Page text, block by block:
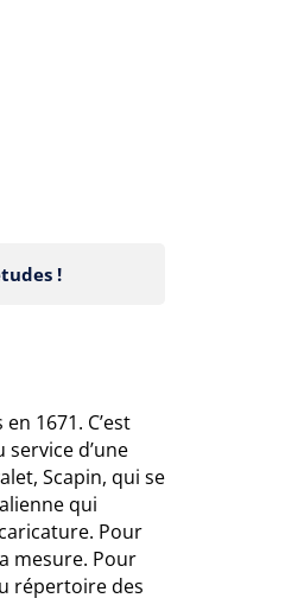
!
1671. C’est
d’une
Scapin, qui se
qui
Pour
mesure. Pour
répertoire des